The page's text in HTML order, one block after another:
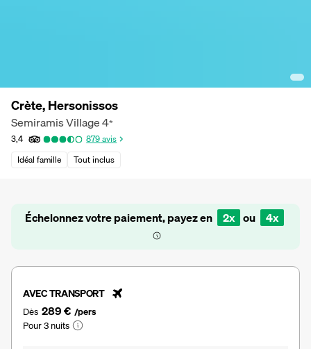
Crète, Hersonissos
Semiramis Village4*
3,4 879avis
Idéal famille
Tout inclus
Échelonnez votre paiement, payez en 2x ou 4x
AVEC TRANSPORT
Dès 289 € /pers
Pour 3 nuits